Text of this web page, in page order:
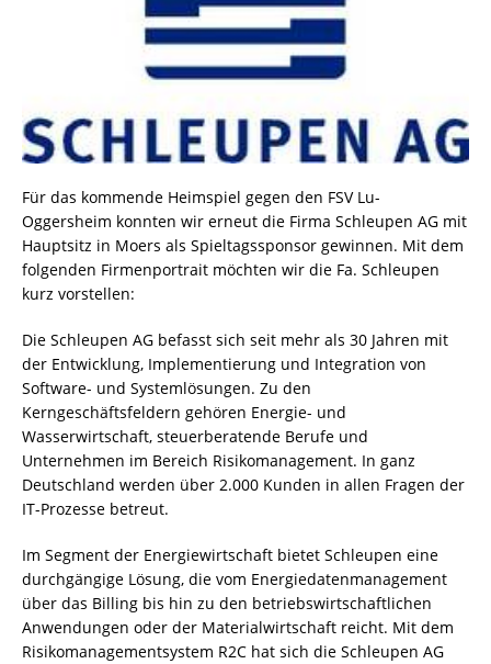
Für das kommende Heimspiel gegen den FSV Lu-
Oggersheim konnten wir erneut die Firma Schleupen AG mit
Hauptsitz in Moers als Spieltagssponsor gewinnen. Mit dem
folgenden Firmenportrait möchten wir die Fa. Schleupen
kurz vorstellen:
Die Schleupen AG befasst sich seit mehr als 30 Jahren mit
der Entwicklung, Implementierung und Integration von
Software- und Systemlösungen. Zu den
Kerngeschäftsfeldern gehören Energie- und
Wasserwirtschaft, steuerberatende Berufe und
Unternehmen im Bereich Risiko­management. In ganz
Deutschland werden über 2.000 Kunden in allen Fragen der
IT-Prozesse betreut.
Im Segment der Energiewirtschaft bietet Schleupen eine
durchgängige Lösung, die vom Energiedatenmanagement
über das Billing bis hin zu den betriebswirtschaftlichen
Anwendungen oder der Materialwirtschaft reicht. Mit dem
Risikomanagementsystem R2C hat sich die Schleupen AG